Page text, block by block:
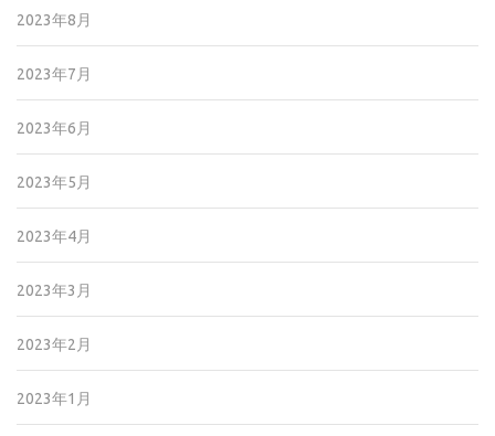
2023年8月
2023年7月
2023年6月
2023年5月
2023年4月
2023年3月
2023年2月
2023年1月